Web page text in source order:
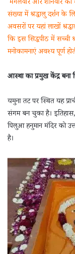
मंगलवार और शनिवार
संख्या में श्रद्धालु दर्शन के
अवसरों पर यहां लाखों
कि इस सिद्धपीठ में सच्ची
मनोकामनाएं अवश्य पूर्ण
आस्था का प्रमुख केंद्र बना
यमुना तट पर स्थित यह
संगम बन चुका है।
पिलुआ हनुमान मंदिर को
है।